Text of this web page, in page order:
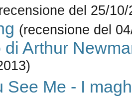
del 25/10/
(recensione del
di Arthur
See Me - I